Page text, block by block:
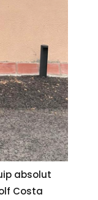
absolut
Costa